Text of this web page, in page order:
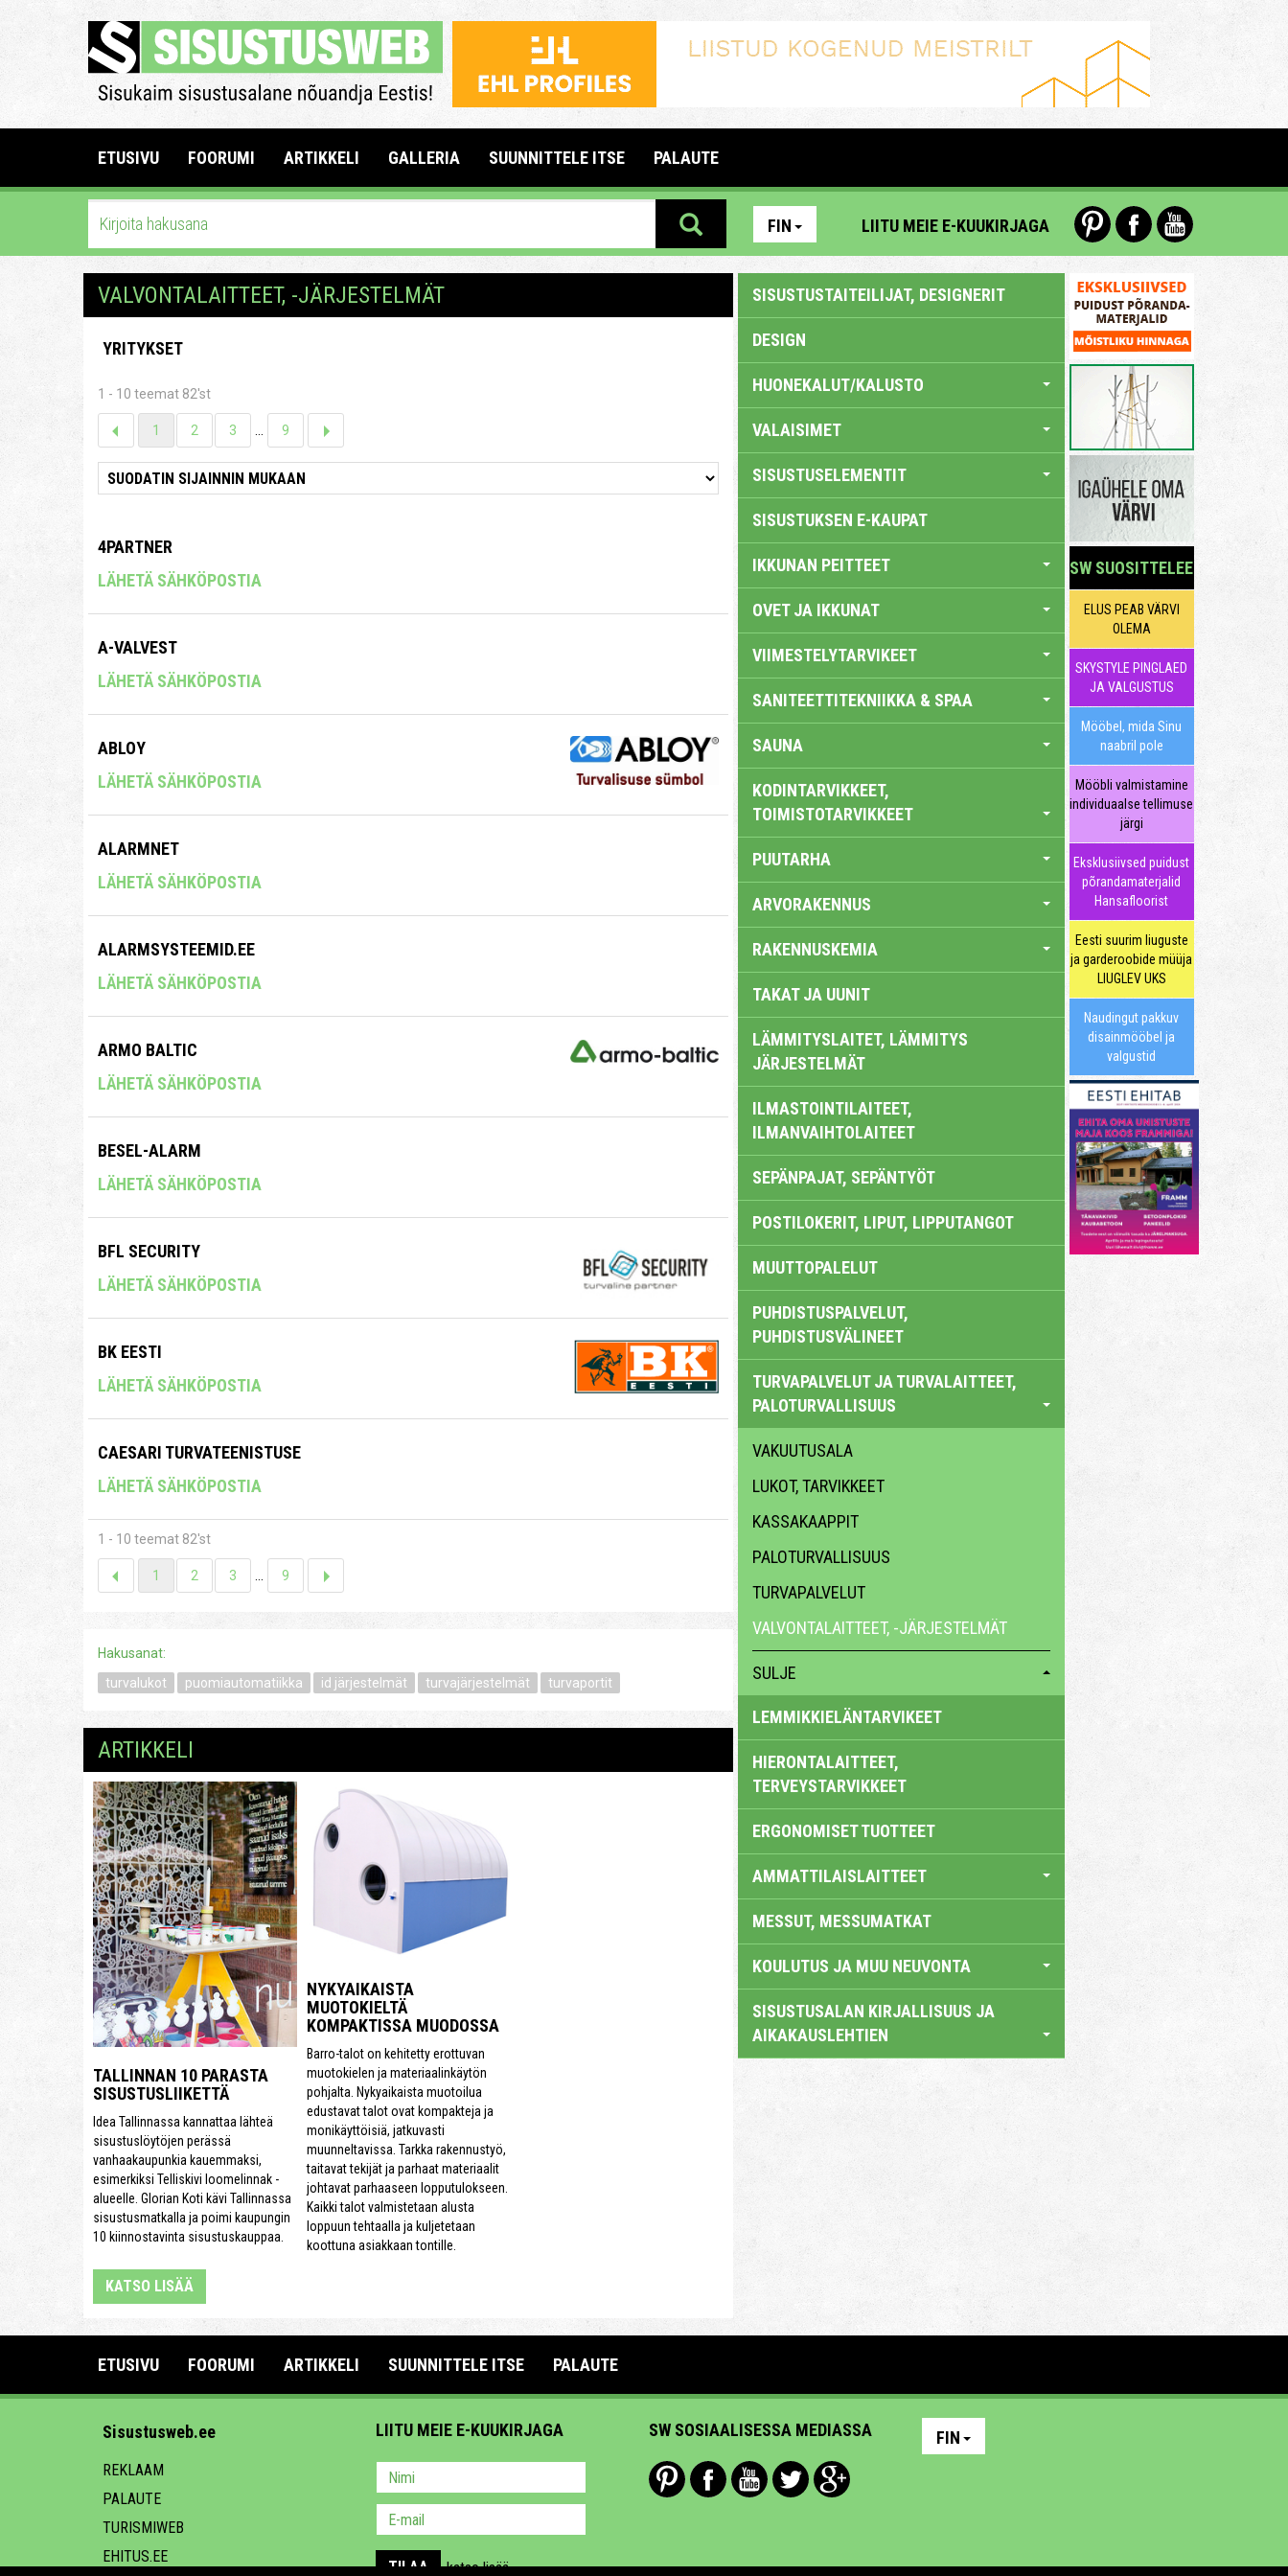
ETUSIVU FOORUMI ARTIKKELI GALLERIA SUUNNITTELE ITSE PALAUTE
FIN LIITU MEIE E-KUUKIRJAGA
VALVONTALAITTEET, -JÄRJESTELMÄT
YRITYKSET
1 - 10 teemat 82'st
1 2 3 9
4PARTNER
LÄHETÄ SÄHKÖPOSTIA
A-VALVEST
LÄHETÄ SÄHKÖPOSTIA
ABLOY
LÄHETÄ SÄHKÖPOSTIA
ALARMNET
LÄHETÄ SÄHKÖPOSTIA
ALARMSYSTEEMID.EE
LÄHETÄ SÄHKÖPOSTIA
ARMO BALTIC
LÄHETÄ SÄHKÖPOSTIA
BESEL-ALARM
LÄHETÄ SÄHKÖPOSTIA
BFL SECURITY
LÄHETÄ SÄHKÖPOSTIA
BK EESTI
LÄHETÄ SÄHKÖPOSTIA
CAESARI TURVATEENISTUSE
LÄHETÄ SÄHKÖPOSTIA
1 - 10 teemat 82'st
1 2 3 9
Hakusanat:
turvalukot
puomiautomatiikka id järjestelmät turvajärjestelmät turvaportit
ARTIKKELI
TALLINNAN 10 PARASTA
SISUSTUSLIIKETTÄ
Idea Tallinnassa kannattaa lähteä
sisustuslöytöjen perässä
vanhaakaupunkia kauemmaksi,
esimerkiksi Telliskivi loomelinnak -
alueelle. Glorian Koti kävi Tallinnassa
sisustusmatkalla ja poimi kaupungin
10 kiinnostavinta sisustuskauppaa.
NYKYAIKAISTA
MUOTOKIELTÄ
KOMPAKTISSA MUODOSSA
Barro-talot on kehitetty erottuvan
muotokielen ja materiaalinkäytön
pohjalta. Nykyaikaista muotoilua
edustavat talot ovat kompakteja ja
monikäyttöisiä, jatkuvasti
muunneltavissa. Tarkka rakennustyö,
taitavat tekijät ja parhaat materiaalit
johtavat parhaaseen lopputulokseen.
Kaikki talot valmistetaan alusta
loppuun tehtaalla ja kuljetetaan
koottuna asiakkaan tontille.
KATSO LISÄÄ
SISUSTUSTAITEILIJAT, DESIGNERIT
DESIGN
HUONEKALUT/KALUSTO
VALAISIMET
SISUSTUSELEMENTIT
SISUSTUKSEN E-KAUPAT
IKKUNAN PEITTEET
OVET JA IKKUNAT
VIIMESTELYTARVIKEET
SANITEETTITEKNIIKKA & SPAA
SAUNA
KODINTARVIKKEET,
TOIMISTOTARVIKKEET
PUUTARHA
ARVORAKENNUS
RAKENNUSKEMIA
TAKAT JA UUNIT
LÄMMITYSLAITET, LÄMMITYS
JÄRJESTELMÄT
ILMASTOINTILAITEET,
ILMANVAIHTOLAITEET
SEPÄNPAJAT, SEPÄNTYÖT
POSTILOKERIT, LIPUT, LIPPUTANGOT
MUUTTOPALELUT
PUHDISTUSPALVELUT,
PUHDISTUSVÄLINEET
TURVAPALVELUT JA TURVALAITTEET,
PALOTURVALLISUUS
VAKUUTUSALA
LUKOT, TARVIKKEET
KASSAKAAPPIT
PALOTURVALLISUUS
TURVAPALVELUT
VALVONTALAITTEET, -JÄRJESTELMÄT
SULJE
LEMMIKKIELÄNTARVIKEET
HIERONTALAITTEET,
TERVEYSTARVIKKEET
ERGONOMISET TUOTTEET
AMMATTILAISLAITTEET
MESSUT, MESSUMATKAT
KOULUTUS JA MUU NEUVONTA
SISUSTUSALAN KIRJALLISUUS JA
AIKAKAUSLEHTIEN
SW SUOSITTELEE
ELUS PEAB VÄRVI
OLEMA
SKYSTYLE PINGLAED
JA VALGUSTUS
Mööbel, mida Sinu
naabril pole
Mööbli valmistamine
individuaalse tellimuse
järgi
Eksklusiivsed puidust
põrandamaterjalid
Hansafloorist
Eesti suurim liuguste
ja garderoobide müüja
LIUGLEV UKS
Naudingut pakkuv
disainmööbel ja
valgustid
ETUSIVU FOORUMI ARTIKKELI SUUNNITTELE ITSE PALAUTE
Sisustusweb.ee
REKLAAM
PALAUTE
TURISMIWEB
EHITUS.EE
LIITU MEIE E-KUUKIRJAGA
TILAA katso lisää
SW SOSIAALISESSA MEDIASSA FIN